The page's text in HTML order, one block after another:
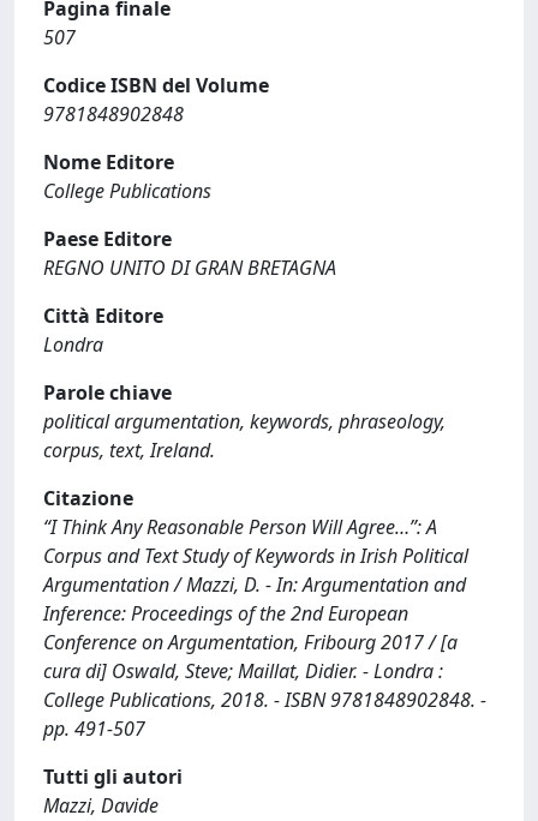
Pagina finale
507
Codice ISBN del Volume
9781848902848
Nome Editore
College Publications
Paese Editore
REGNO UNITO DI GRAN BRETAGNA
Città Editore
Londra
Parole chiave
political argumentation, keywords, phraseology,
corpus, text, Ireland.
Citazione
“I Think Any Reasonable Person Will Agree…”: A
Corpus and Text Study of Keywords in Irish Political
Argumentation / Mazzi, D. - In: Argumentation and
Inference: Proceedings of the 2nd European
Conference on Argumentation, Fribourg 2017 / [a
cura di] Oswald, Steve; Maillat, Didier. - Londra :
College Publications, 2018. - ISBN 9781848902848. -
pp. 491-507
Tutti gli autori
Mazzi, Davide